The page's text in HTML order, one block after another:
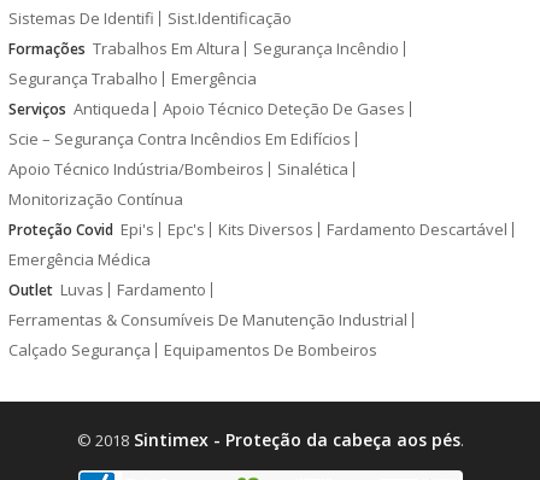
Sistemas De Identifi
Sist.Identificação
Formações Trabalhos Em Altura
Segurança Incêndio
Segurança Trabalho
Emergência
Serviços Antiqueda
Apoio Técnico Deteção De Gases
Scie – Segurança Contra Incêndios Em Edifícios
Apoio Técnico Indústria/Bombeiros
Sinalética
Monitorização Contínua
Proteção Covid Epi's Epc's Kits Diversos
Fardamento Descartável
Emergência Médica
Outlet Luvas
Fardamento
Ferramentas & Consumíveis De Manutenção Industrial
Calçado Segurança
Equipamentos De Bombeiros
© 2018Sintimex - Proteção da cabeça aos pés.